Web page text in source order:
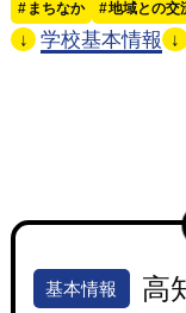
まちなか 地域との交
↓ 学校基本情報 ↓
基本情報 高